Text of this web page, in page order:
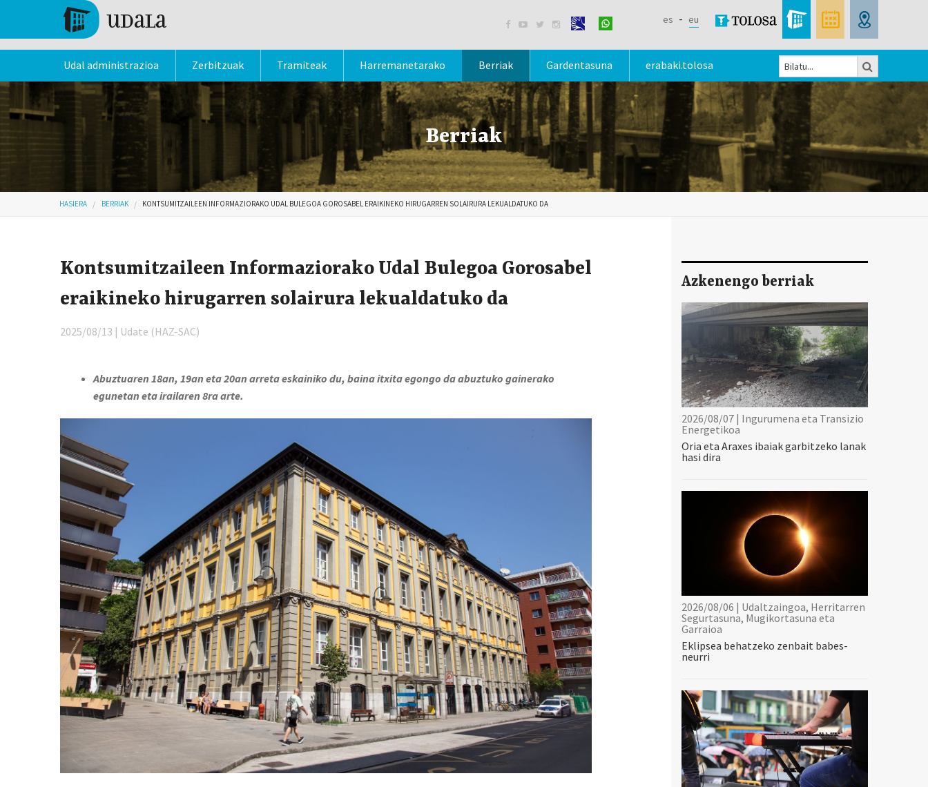
Skip to main content
    es eu
Udal administrazioa Zerbitzuak Tramiteak Harremanetarako Berriak Gardentasuna erabaki.tolosa
Bilaketa
formularioa
Berriak
Hemen zaude
HASIERA BERRIAK KONTSUMITZAILEEN INFORMAZIORAKO UDAL BULEGOA GOROSABEL ERAIKINEKO HIRUGARREN SOLAIRURA LEKUALDATUKO DA
Kontsumitzaileen Informaziorako Udal Bulegoa Gorosabel
eraikineko hirugarren solairura lekualdatuko da
2025/08/13 | Udate (HAZ-SAC)
Abuztuaren 18an, 19an eta 20an arreta eskainiko du, baina itxita egongo da abuztuko gainerako
egunetan eta irailaren 8ra arte.
Azkenengo berriak
2026/08/07 | Ingurumena eta Transizio
Energetikoa
Oria eta Araxes ibaiak garbitzeko lanak
hasi dira
2026/08/06 | Udaltzaingoa, Herritarren
Segurtasuna, Mugikortasuna eta
Garraioa
Eklipsea behatzeko zenbait babes-
neurri